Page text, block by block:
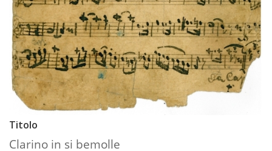
Titolo
Clarino in si bemolle